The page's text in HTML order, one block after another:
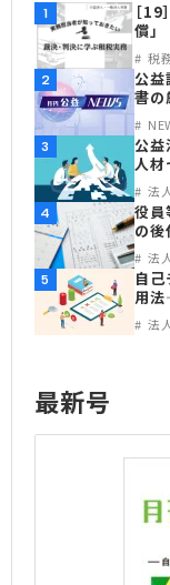
1
［19
償」
税
2
公益
書の
3
公益
人材
法
4
役員
の後
法
5
自己
用
法
最新号